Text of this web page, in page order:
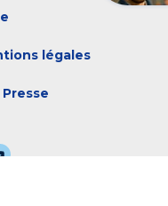
traite mes
légales
Presse